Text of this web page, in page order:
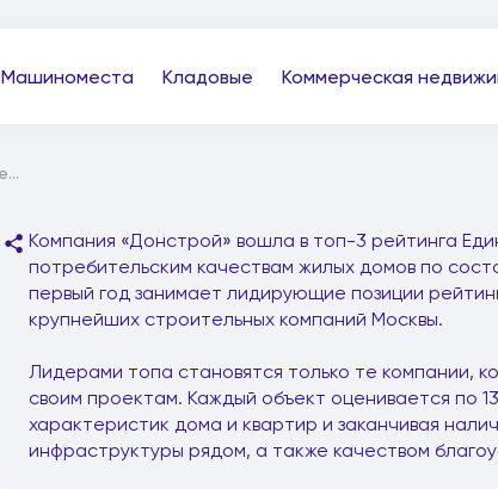
Машиноместа Кладовые Коммерческая
«Донстрой» — в тройке лучших девелоперов по потребительским качествам
Компания «Донстрой» вошла в топ-3 рейтинга
потребительским качествам жилых домов по
первый год занимает лидирующие позиции
крупнейших строительных компаний Москвы.
Лидерами топа становятся только те компании,
своим проектам. Каждый объект оценивается по
характеристик дома и квартир и заканчивая
инфраструктуры рядом, а также качеством